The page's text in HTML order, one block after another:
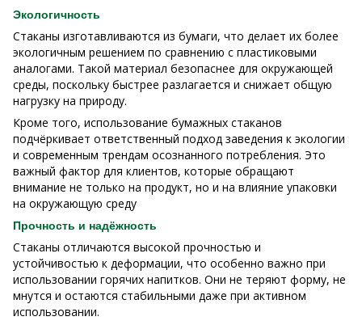
Экологичность
Стаканы изготавливаются из бумаги, что делает их более
экологичным решением по сравнению с пластиковыми
аналогами. Такой материал безопаснее для окружающей
среды, поскольку быстрее разлагается и снижает общую
нагрузку на природу.
Кроме того, использование бумажных стаканов
подчёркивает ответственный подход заведения к экологии
и современным трендам осознанного потребления. Это
важный фактор для клиентов, которые обращают
внимание не только на продукт, но и на влияние упаковки
на окружающую среду
Прочность и надёжность
Стаканы отличаются высокой прочностью и
устойчивостью к деформации, что особенно важно при
использовании горячих напитков. Они не теряют форму, не
мнутся и остаются стабильными даже при активном
использовании.